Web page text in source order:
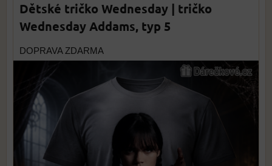
Dětské tričko Wednesday | tričko
Wednesday Addams, typ 5
DOPRAVA ZDARMA